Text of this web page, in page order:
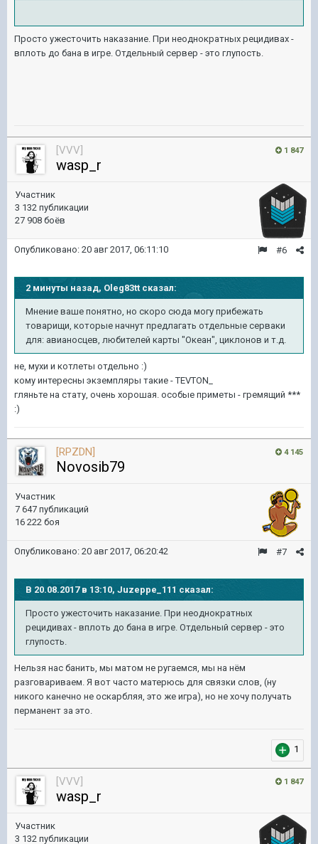
Просто ужесточить наказание. При неоднократных рецидивах -
вплоть до бана в игре. Отдельный сервер - это глупость.
1 847
[VVV]
wasp_r
Участник
3 132 публикации
27 908 боёв
#6
Опубликовано: 20 авг 2017, 06:11:10
2 минуты назад, Oleg83tt сказал:
Мнение ваше понятно, но скоро сюда могу прибежать
товарищи, которые начнут предлагать отдельные серваки
для: авианосцев, любителей карты "Океан", циклонов и т.д.
не, мухи и котлеты отдельно :)
кому интересны экземпляры такие - TEVTON_
гляньте на стату, очень хорошая. особые приметы - гремящий ***
:)
4 145
[RPZDN]
Novosib79
Участник
7 647 публикаций
16 222 боя
#7
Опубликовано: 20 авг 2017, 06:20:42
В 20.08.2017 в 13:10, Juzeppe_111 сказал:
Просто ужесточить наказание. При неоднократных
рецидивах - вплоть до бана в игре. Отдельный сервер - это
глупость.
Нельзя нас банить, мы матом не ругаемся, мы на нём
разговариваем. Я вот часто матерюсь для связки слов, (ну
никого канечно не оскарбляя, это же игра), но не хочу получать
перманент за это.
1
1 847
[VVV]
wasp_r
Участник
3 132 публикации